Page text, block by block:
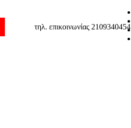
τηλ. επικοινωνίας 2109340454